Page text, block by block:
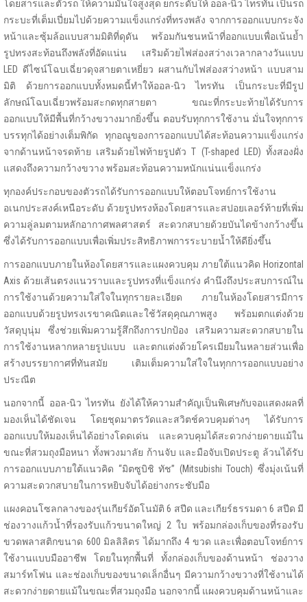
โดยสารและตัวรถ ให้ความมั่นใจสูงสุด ยกระดับให้ ออล-นิว ไทรทัน เป็นรถ
กระบะที่เต็มเปี่ยมไปด้วยความแข็งแกร่งที่ทรงพลัง จากการออกแบบกระจัง
หน้าและซุ้มล้อแบบสามมิติที่ดุดัน พร้อมกันชนหน้าที่ออกแบบเพื่อเน้นย้ำ
รูปทรงสะท้อนถึงพลังที่อัดแน่น เสริมด้วยไฟส่องสว่างเวลากลางวันแบบ
LED ดีไซน์โฉบเฉี่ยวดุจสายตาเหยี่ยว ผสานกับไฟส่องสว่างหน้า แบบสาม
มิติ ด้วยการออกแบบทั้งหมดนี้ทำให้ออล-นิว ไทรทัน เป็นกระบะที่มีรูป
ลักษณ์โฉบเฉี่ยวพร้อมสะกดทุกสายตา ขณะที่กระบะท้ายได้รับการ
ออกแบบให้มีพื้นที่กว้างขวางมากยิ่งขึ้น ตอบรับทุกการใช้งาน มั่นใจทุกการ
บรรทุกได้อย่างเต็มพิกัด ทุกอณูของการออกแบบได้สะท้อนความแข็งแกร่ง
จากด้านหน้าจรดท้าย เสริมด้วยไฟท้ายรูปตัว T (T-shaped LED) ทั้งสองฝั่ง
แสดงถึงความกว้างขวาง พร้อมสะท้อนความหนักแน่นแข็งแกร่ง
ทุกองค์ประกอบของตัวรถได้รับการออกแบบให้ตอบโจทย์การใช้งาน
อเนกประสงค์เหนือระดับ ด้วยรูปทรงห้องโดยสารและสปอยเลอร์ท้ายที่เพิ่ม
ความลู่ลมตามหลักอากาศพลศาสตร์ สะดวกสบายด้วยบันไดข้างกว้างขึ้น
ซึ่งได้รับการออกแบบเพื่อเพิ่มประสิทธิภาพการระบายน้ำให้ดียิ่งขึ้น
การออกแบบภายในห้องโดยสารและแผงควบคุม ภายใต้แนวคิด Horizontal
Axis ด้วยเส้นตรงแนวราบและรูปทรงที่แข็งแกร่ง คำนึงถึงประสบการณ์ใน
การใช้งานด้วยความใส่ใจในทุกรายละเอียด ภายในห้องโดยสารมีการ
ออกแบบด้วยรูปทรงเรขาคณิตและใช้วัสดุคุณภาพสูง พร้อมตกแต่งด้วย
วัสดุบุนุ่ม ซึ่งช่วยเพิ่มความรู้สึกถึงการปกป้อง เสริมความสะดวกสบายใน
การใช้งานหลากหลายรูปแบบ และตกแต่งด้วยโครเมียมในหลายส่วนเพื่อ
สร้างบรรยากาศที่ทันสมัย เติมเต็มความใส่ใจในทุกการออกแบบอย่าง
ประณีต
นอกจากนี้ ออล-นิว ไทรทัน ยังได้ให้ความสำคัญเป็นพิเศษกับจอแสดงผลที่
มองเห็นได้ชัดเจน โดยชุดมาตรวัดและสวิตช์ควบคุมต่างๆ ได้รับการ
ออกแบบให้มองเห็นได้อย่างโดดเด่น และควบคุมได้สะดวกง่ายดายแม้ใน
ขณะที่สวมถุงมือหนา ทั้งพวงมาลัย ก้านจับ และมือจับเปิดประตู ล้วนได้รับ
การออกแบบภายใต้แนวคิด “มิตซูบิชิ ทัช” (Mitsubishi Touch) ซึ่งมุ่งเน้นที่
ความสะดวกสบายในการหยิบจับได้อย่างกระชับมือ
แผงคอนโซลกลางของรุ่นเกียร์อัตโนมัติ 6 สปีด และเกียร์ธรรมดา 6 สปีด มี
ช่องวางแก้วน้ำที่รองรับแก้วขนาดใหญ่ 2 ใบ พร้อมกล่องเก็บของที่รองรับ
ขวดพลาสติกขนาด 600 มิลลิลิตร ได้มากถึง 4 ขวด และเพื่อตอบโจทย์การ
ใช้งานแบบมืออาชีพ โดยในทุกพื้นที่ ทั้งกล่องเก็บของด้านหน้า ช่องวาง
สมาร์ทโฟน และช่องเก็บของขนาดเล็กอื่นๆ มีความกว้างขวางที่ใช้งานได้
สะดวกง่ายดายแม้ในขณะที่สวมถุงมือ นอกจากนี้ แผงควบคุมด้านหน้าและ